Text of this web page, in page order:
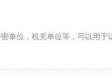
位，机关单位等，可以用